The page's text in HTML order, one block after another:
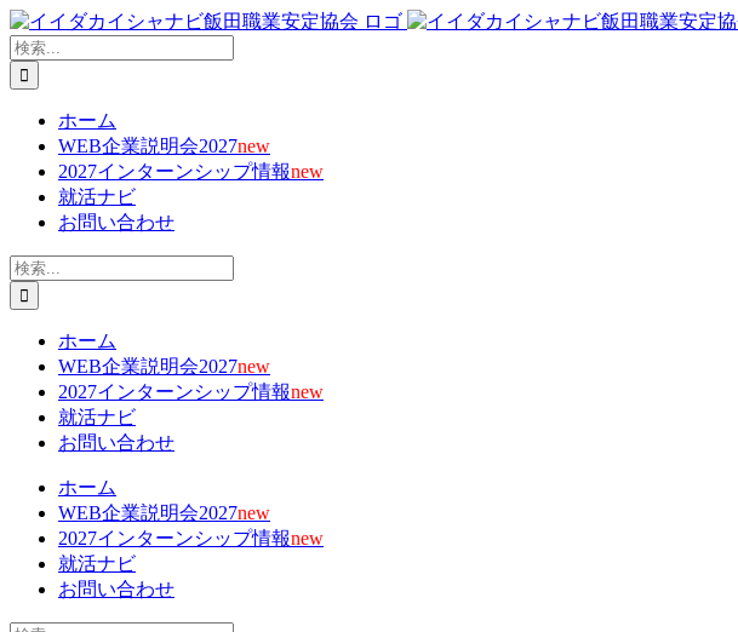
Skip
to
content
X
Facebook
YouTube
電
子
メ
ー
Tiktok
検
索
…
ホーム
WEB企業説明会2027new
2027インターンシップ情報new
就活ナビ
お問い合わせ
検
索
…
ホーム
WEB企業説明会2027new
2027インターンシップ情報new
就活ナビ
お問い合わせ
ホーム
WEB企業説明会2027new
2027インターンシップ情報new
就活ナビ
お問い合わせ